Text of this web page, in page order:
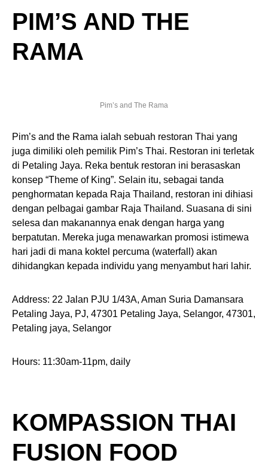
PIM’S AND THE
RAMA
Pim’s and The Rama
Pim’s and the Rama ialah sebuah restoran Thai yang
juga dimiliki oleh pemilik Pim’s Thai. Restoran ini terletak
di Petaling Jaya. Reka bentuk restoran ini berasaskan
konsep “Theme of King”. Selain itu, sebagai tanda
penghormatan kepada Raja Thailand, restoran ini dihiasi
dengan pelbagai gambar Raja Thailand. Suasana di sini
selesa dan makanannya enak dengan harga yang
berpatutan. Mereka juga menawarkan promosi istimewa
hari jadi di mana koktel percuma (waterfall) akan
dihidangkan kepada individu yang menyambut hari lahir.
Address: 22 Jalan PJU 1/43A, Aman Suria Damansara
Petaling Jaya, PJ, 47301 Petaling Jaya, Selangor, 47301,
Petaling jaya, Selangor
Hours: 11:30am-11pm, daily
KOMPASSION THAI
FUSION FOOD